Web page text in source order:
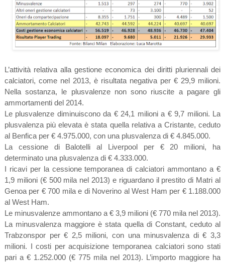
L’attività relativa alla gestione economica dei diritti pluriennali dei
calciatori, come nel 2013, è risultata negativa per € 29,9 milioni.
Nella sostanza, le plusvalenze non sono riuscite a pagare gli
ammortamenti del 2014.
Le plusvalenze diminuiscono da € 24,1 milioni a € 9,7 milioni. La
plusvalenza più elevata è stata quella relativa a Cristante, ceduto
al Benfica per € 4.975.000, con una plusvalenza di € 4.845.000.
La cessione di Balotelli al Liverpool per € 20 milioni, ha
determinato una plusvalenza di € 4.333.000.
I ricavi per la cessione temporanea di calciatori ammontano a €
1,9 milioni (€ 500 mila nel 2013) e riguardano il prestito di Matri al
Genoa per € 700 mila e di Noverino al West Ham per € 1.188.000
al West Ham.
Le minusvalenze ammontano a € 3,9 milioni (€ 770 mila nel 2013).
La minusvalenza maggiore è stata quella di Constant, ceduto al
Trabzonspor per € 2,5 milioni, con una minusvalenza di € 3,3
milioni. I costi per acquisizione temporanea calciatori sono stati
pari a € 1.252.000 (€ 775 mila nel 2013). L’importo maggiore ha